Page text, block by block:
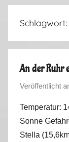
Schlagwort:
An der Ruhr
Veröffentlicht
Temperatur:
Sonne
Stella